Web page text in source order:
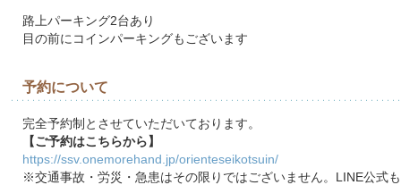
路上パーキング2台あり
目の前にコインパーキングもございます
予約について
完全予約制とさせていただいております。
【ご予約はこちらから】
https://ssv.onemorehand.jp/orienteseikotsuin/
※交通事故・労災・急患はその限りではございません。LINE公式